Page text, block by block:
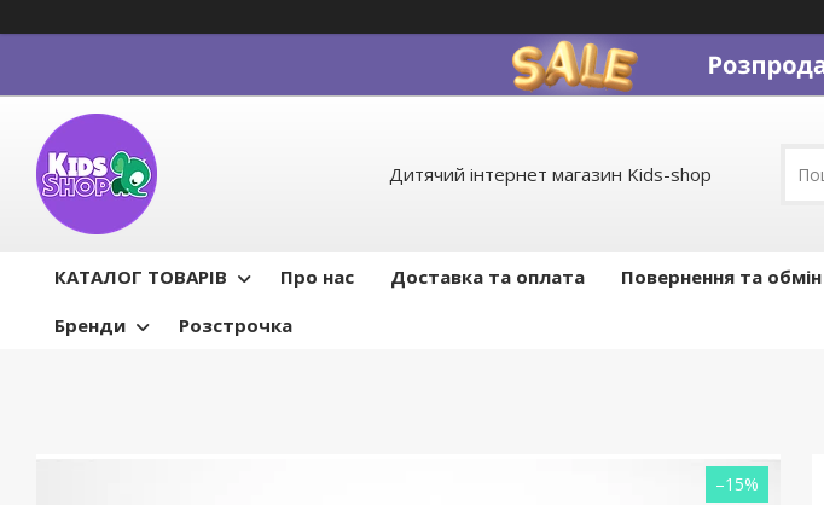
Дитячий інтернет магазин Kids-shop
КАТАЛОГ ТОВАРІВ Про нас Доставка та оплата Повернення та обмін
Бренди
Розстрочка
–15%